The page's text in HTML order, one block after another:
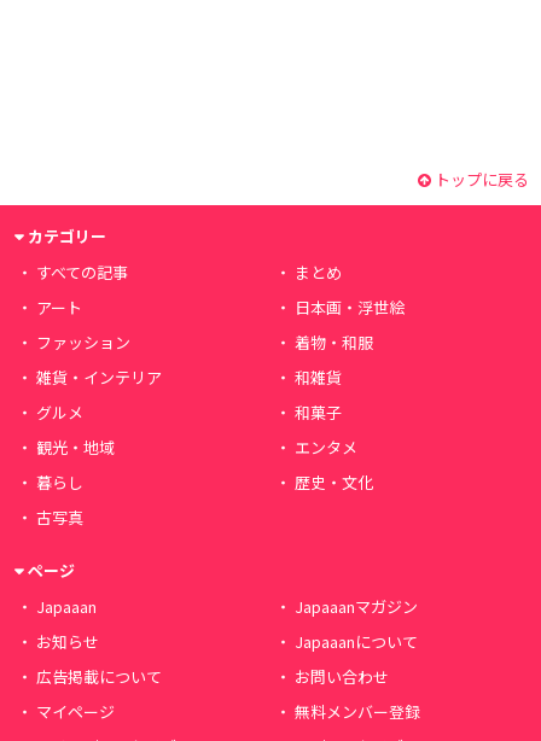
トップに戻る
カテゴリー
すべての記事
まとめ
アート
日本画・浮世絵
ファッション
着物・和服
雑貨・インテリア
和雑貨
グルメ
和菓子
観光・地域
エンタメ
暮らし
歴史・文化
古写真
ページ
Japaaan
Japaaanマガジン
お知らせ
Japaaanについて
広告掲載について
お問い合わせ
マイページ
無料メンバー登録